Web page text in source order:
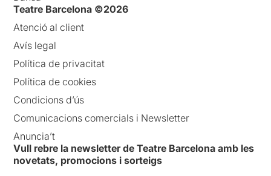
Teatre Barcelona ©2026
Atenció al client
Avís legal
Política de privacitat
Política de cookies
Condicions d’ús
Comunicacions comercials i Newsletter
Anuncia’t
Vull rebre la newsletter de Teatre Barcelona amb les
novetats, promocions i sorteigs